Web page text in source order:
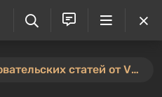
⚡️ Новый конкурс пользовательских статей от VGTimes — участвуйте тут ⚡️